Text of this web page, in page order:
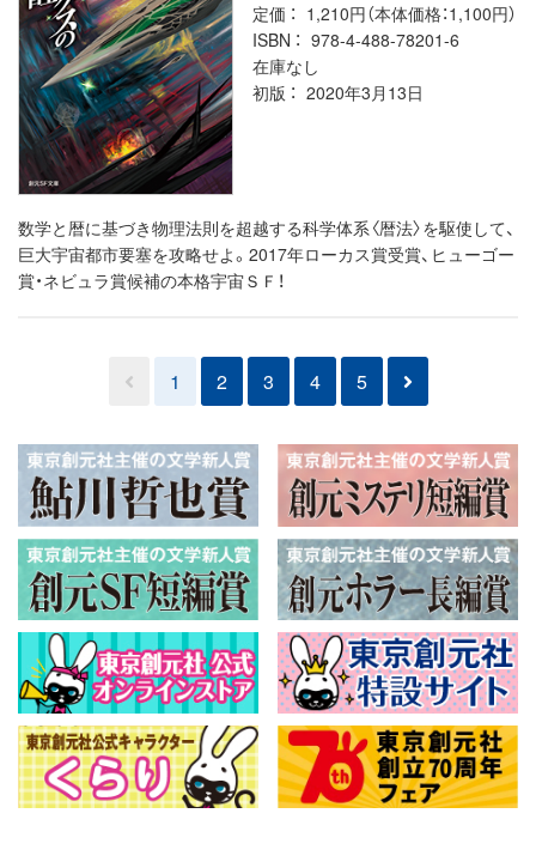
定価
1,210円（本体価格：1,100円）
ISBN
978-4-488-78201-6
在庫なし
初版
2020年3月13日
数学と暦に基づき物理法則を超越する科学体系〈暦法〉を駆使して、
巨大宇宙都市要塞を攻略せよ。2017年ローカス賞受賞、ヒューゴー
賞・ネビュラ賞候補の本格宇宙ＳＦ！
1 2 3 4 5